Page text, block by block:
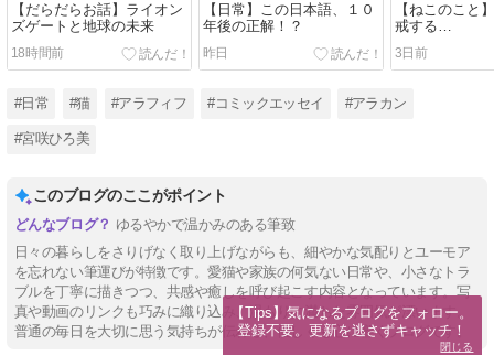
【だらだらお話】ライオン
ズゲートと地球の未来
18時間前
【日常】この日本語、１０
年後の正解！？
昨日
【ねこのこと
戒する…
3日前
#日常 #猫 #アラフィフ #コミックエッセイ #アラカン
#宮咲ひろ美
このブログのここがポイント
ゆるやかで温かみのある筆致
日々の暮らしをさりげなく取り上げながらも、細やかな気配りとユーモア
を忘れない筆運びが特徴です。愛猫や家族の何気ない日常や、小さなトラ
ブルを丁寧に描きつつ、共感や癒しを呼び起こす内容となっています。写
真や動画のリンクも巧みに織り込み、温もりに満ちた雰囲気が漂います。
普通の毎日を大切に思う気持ちが伝わる、優しくも心に響くブログです。
【Tips】気になるブログをフォロー。
登録不要。更新を逃さずキャッチ！
閉じる